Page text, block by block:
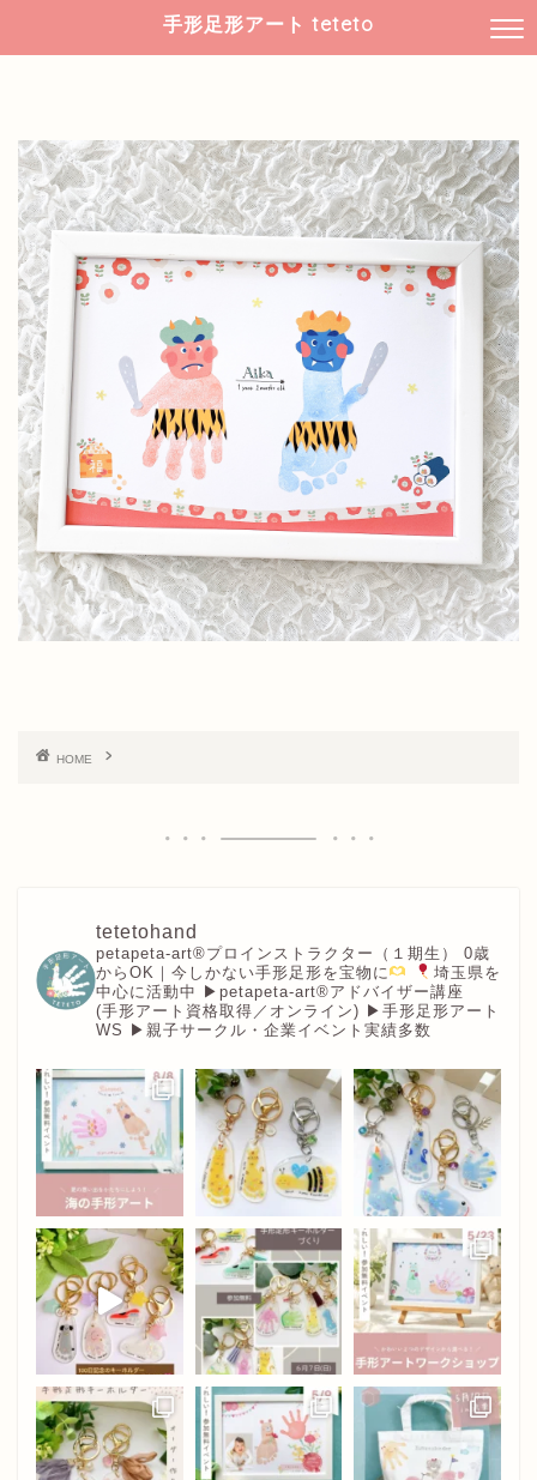
手形足形アート teteto
HOME
tetetohand
petapeta-art®︎プロインストラクター（１期生）
0歳
からOK｜今しかない手形足形を宝物に
埼玉県を
中心に活動中 ▶︎petapeta-art®アドバイザー講座
(手形アート資格取得／オンライン) ▶︎手形足形アート
WS ▶︎親子サークル・企業イベント実績多数